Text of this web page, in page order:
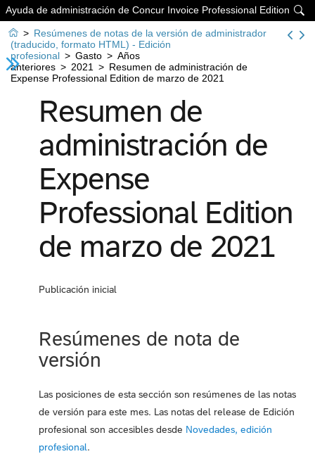

Ayuda de administración de Concur Invoice Professional Edition
 > Resúmenes de notas de la versión de administrador
(traducido, formato HTML) - Edición
profesional > Gasto > Años
anteriores > 2021 > Resumen de administración de
Expense Professional Edition de marzo de 2021
Resumen de
administración de
Expense
Professional Edition
de marzo de 2021
Publicación inicial
Resúmenes de nota de
versión
Las posiciones de esta sección son resúmenes de las notas
de versión para este mes. Las notas del release de Edición
profesional son accesibles desde Novedades, edición
profesional.